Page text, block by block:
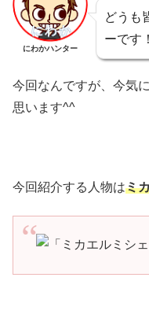
にわかハンター
どうも
ーです！
今回なんですが、今気
思います^^
今回紹介する人物はミ